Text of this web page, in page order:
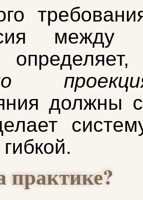
между
должны
практике?